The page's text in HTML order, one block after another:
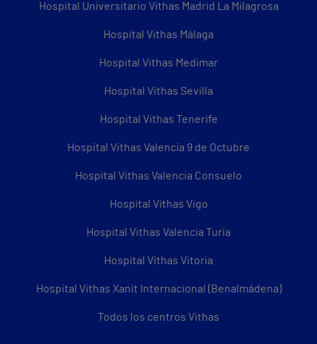
Hospital Universitario Vithas Madrid La Milagrosa
Hospital Vithas Málaga
Hospital Vithas Medimar
Hospital Vithas Sevilla
Hospital Vithas Tenerife
Hospital Vithas Valencia 9 de Octubre
Hospital Vithas Valencia Consuelo
Hospital Vithas Vigo
Hospital Vithas Valencia Turia
Hospital Vithas Vitoria
Hospital Vithas Xanit Internacional (Benalmádena)
Todos los centros Vithas